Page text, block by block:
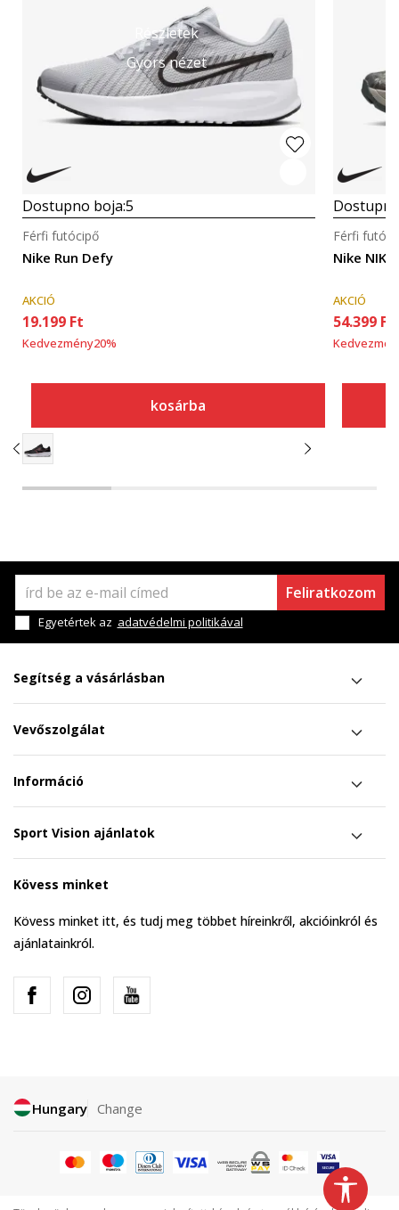
Részletek
Gyors nézet
Dostupno boja:5
Nike Run Defy
Férfi futócipő
AKCIÓ
19.199 Ft
Kedvezmény20%
kosárba
Nike NIKE
Férfi
AKCIÓ
54.399 Ft
Feliratkozom
Egyetértek az adatvédelmi politikával
Segítség a vásárlásban
Vevőszolgálat
Információ
Sport Vision ajánlatok
Kövess minket
Kövess minket itt, és tudj meg többet híreinkről, akcióinkról és
ajánlatainkról.
Hungary Change